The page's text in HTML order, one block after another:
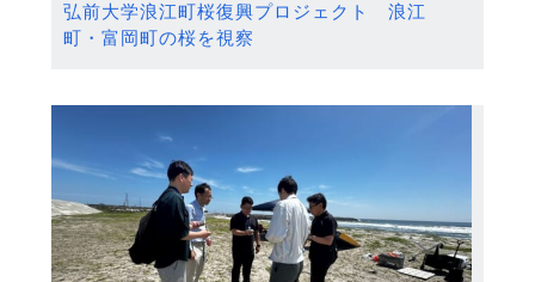
弘前大学浪江町桜復興プロジェクト 浪江
町・富岡町の桜を視察